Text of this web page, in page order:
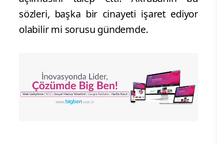
sözleri, başka bir cinayeti işaret ediyor
olabilir mi sorusu gündemde.